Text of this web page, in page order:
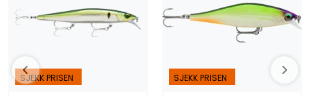
SJEKK PRISEN SJEKK PRISEN